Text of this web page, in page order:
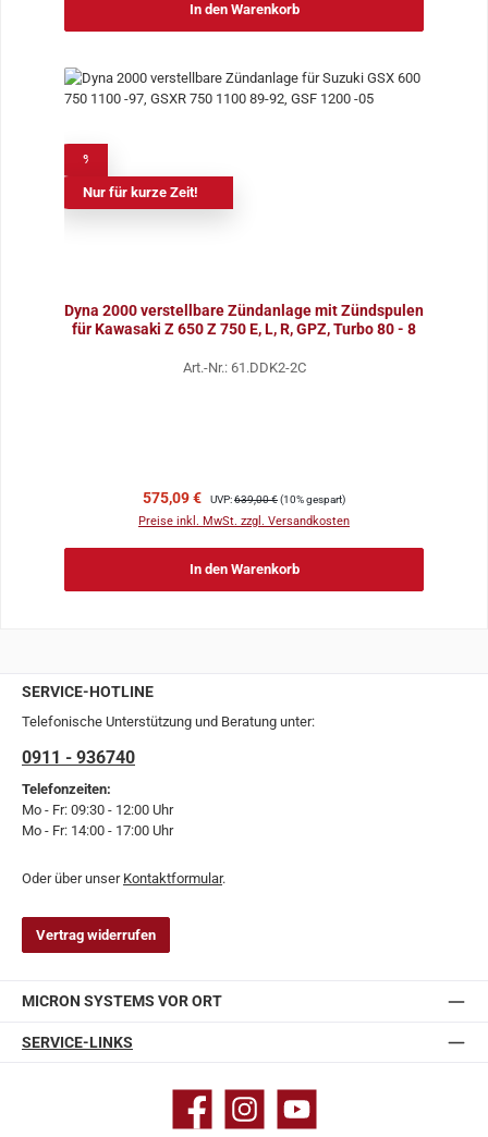
In den Warenkorb
Nur für kurze Zeit!
Dyna 2000 verstellbare Zündanlage mit Zündspulen
für Kawasaki Z 650 Z 750 E, L, R, GPZ, Turbo 80 - 8
Art.-Nr.: 61.DDK2-2C
Verkaufspreis:
575,09 € Regulärer Preis:
UVP:639,00 €(10% gespart)
Preise inkl. MwSt. zzgl. Versandkosten
In den Warenkorb
SERVICE-HOTLINE
Telefonische Unterstützung und Beratung unter:
0911 - 936740
Telefonzeiten:
Mo - Fr: 09:30 - 12:00 Uhr
Mo - Fr: 14:00 - 17:00 Uhr
Oder über unser Kontaktformular.
Vertrag widerrufen
MICRON SYSTEMS VOR ORT
SERVICE-LINKS
Facebook Instagram YouTube